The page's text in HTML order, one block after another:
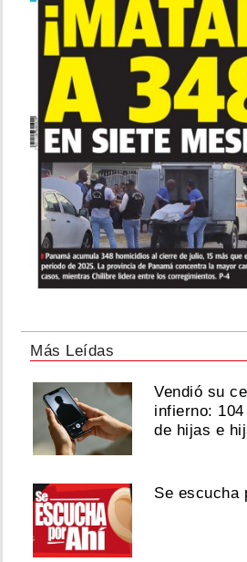
Más Leídas
Vendió su
infierno:
de hijas e
Se escucha